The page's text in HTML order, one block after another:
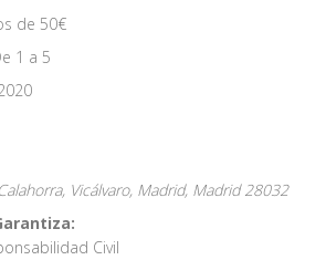
de 50€
1 a 5
Vicálvaro, Madrid, Madrid 28032
Civil